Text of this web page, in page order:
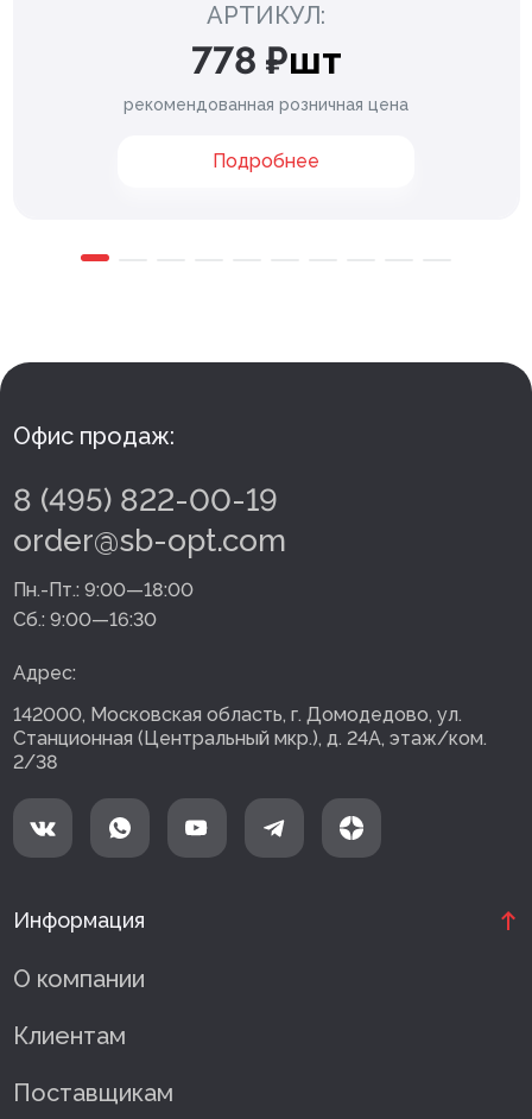
АРТИКУЛ:
778 ₽шт
рекомендованная розничная цена
Подробнее
Офис продаж:
8 (495) 822-00-19
order@sb-opt.com
Пн.-Пт.: 9:00—18:00
Сб.: 9:00—16:30
Адрес:
142000, Московская область, г. Домодедово, ул.
Станционная (Центральный мкр.), д. 24А, этаж/ком.
2/38
Информация
О компании
Клиентам
Поставщикам